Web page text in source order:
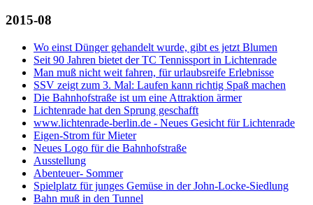
2015-08
Wo einst Dünger gehandelt wurde, gibt es jetzt Blumen
Seit 90 Jahren bietet der TC Tennissport in Lichtenrade
Man muß nicht weit fahren, für urlaubsreife Erlebnisse
SSV zeigt zum 3. Mal: Laufen kann richtig Spaß machen
Die Bahnhofstraße ist um eine Attraktion ärmer
Lichtenrade hat den Sprung geschafft
www.lichtenrade-berlin.de - Neues Gesicht für Lichtenrade
Eigen-Strom für Mieter
Neues Logo für die Bahnhofstraße
Ausstellung
Abenteuer- Sommer
Spielplatz für junges Gemüse in der John-Locke-Siedlung
Bahn muß in den Tunnel